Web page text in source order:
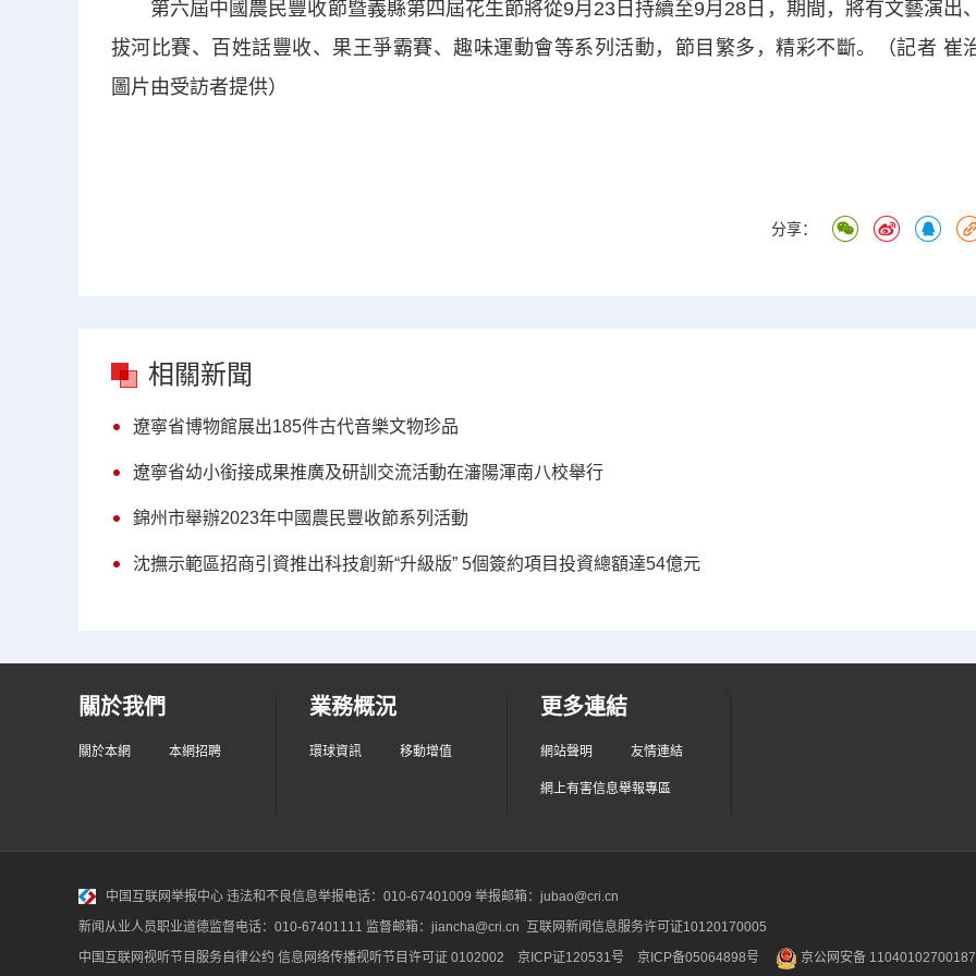
第六屆中國農民豐收節暨義縣第四屆花生節將從9月23日持續至9月28日，期間，將有文藝演出
拔河比賽、百姓話豐收、果王爭霸賽、趣味運動會等系列活動，節目繁多，精彩不斷。（記者 崔
圖片由受訪者提供）
分享：
相關新聞
遼寧省博物館展出185件古代音樂文物珍品
遼寧省幼小銜接成果推廣及研訓交流活動在瀋陽渾南八校舉行
錦州市舉辦2023年中國農民豐收節系列活動
沈撫示範區招商引資推出科技創新“升級版” 5個簽約項目投資總額達54億元
關於我們
關於本網 本網招聘
業務概況
環球資訊 移動增值
更多連結
網站聲明 友情連結
網上有害信息舉報專區
中国互联网举报中心 违法和不良信息举报电话：010-67401009 举报邮箱：jubao@cri.cn
新闻从业人员职业道德监督电话：010-67401111 监督邮箱：jiancha@cri.cn 互联网新闻信息服务许可证10120170005
中国互联网视听节目服务自律公约 信息网络传播视听节目许可证 0102002 京ICP证120531号 京ICP备05064898号 京公网安备